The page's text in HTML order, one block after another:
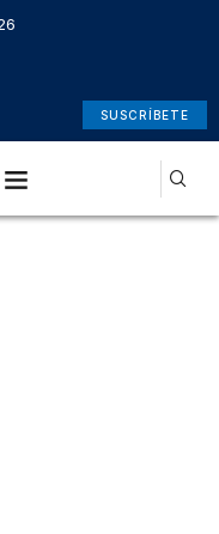
SUSCRÍBETE